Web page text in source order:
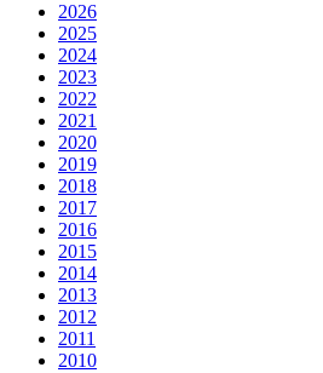
2026
2025
2024
2023
2022
2021
2020
2019
2018
2017
2016
2015
2014
2013
2012
2011
2010